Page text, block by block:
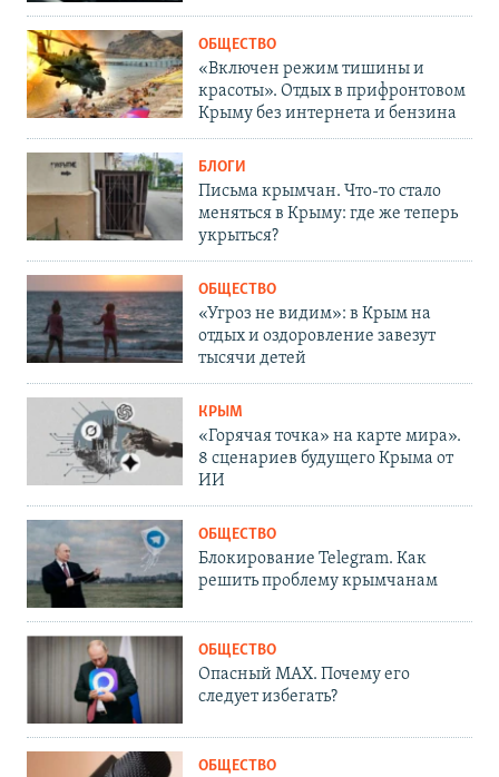
ОБЩЕСТВО
«Включен режим тишины и
красоты». Отдых в прифронтовом
Крыму без интернета и бензина
БЛОГИ
Письма крымчан. Что-то стало
меняться в Крыму: где же теперь
укрыться?
ОБЩЕСТВО
«Угроз не видим»: в Крым на
отдых и оздоровление завезут
тысячи детей
КРЫМ
«Горячая точка» на карте мира».
8 сценариев будущего Крыма от
ИИ
ОБЩЕСТВО
Блокирование Telegram. Как
решить проблему крымчанам
ОБЩЕСТВО
Опасный MAX. Почему его
следует избегать?
ОБЩЕСТВО